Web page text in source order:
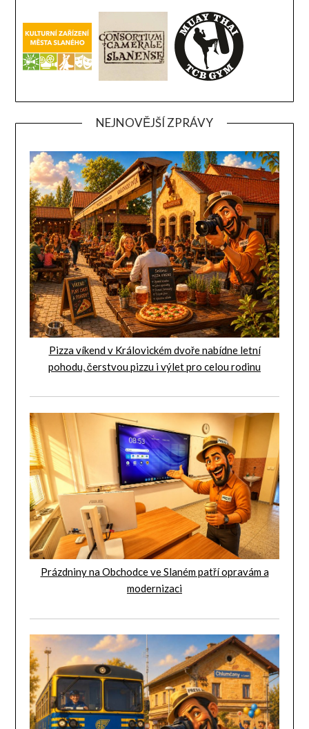
NEJNOVĚJŠÍ ZPRÁVY
Pizza víkend v Královickém dvoře nabídne letní
pohodu, čerstvou pizzu i výlet pro celou rodinu
Prázdniny na Obchodce ve Slaném patří opravám a
modernizaci